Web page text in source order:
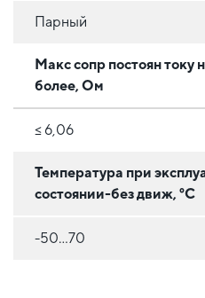
Парный
Макс сопр постоян току
более, Ом
≤ 6,06
Температура при
состоянии-без движ, °C
-50...70